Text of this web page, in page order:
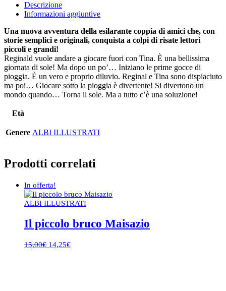
Descrizione
Informazioni aggiuntive
Una nuova avventura della esilarante coppia di amici che, con
storie semplici e originali, conquista a colpi di risate lettori
piccoli e grandi!
Reginald vuole andare a giocare fuori con Tina. È una bellissima
giornata di sole! Ma dopo un po’… Iniziano le prime gocce di
pioggia. È un vero e proprio diluvio. Reginal e Tina sono dispiaciuto
ma poi… Giocare sotto la pioggia è divertente! Si divertono un
mondo quando… Torna il sole. Ma a tutto c’è una soluzione!
Età
Genere ALBI ILLUSTRATI
Prodotti correlati
In offerta!
ALBI ILLUSTRATI
Il piccolo bruco Maisazio
15,00€ Il14,25€Il